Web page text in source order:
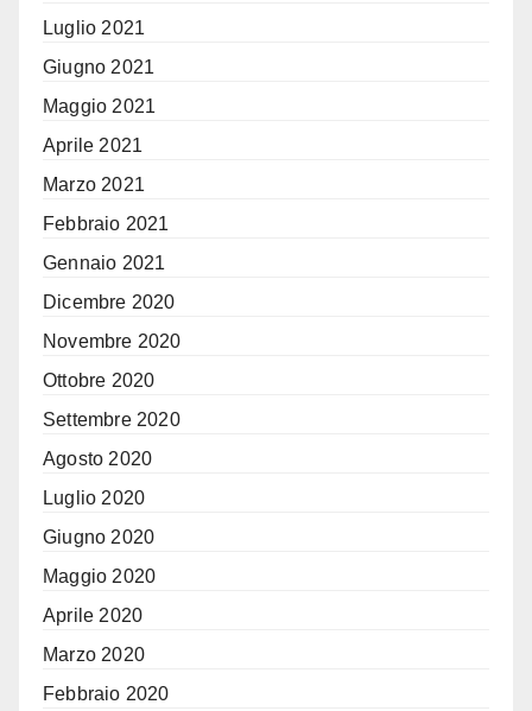
Luglio 2021
Giugno 2021
Maggio 2021
Aprile 2021
Marzo 2021
Febbraio 2021
Gennaio 2021
Dicembre 2020
Novembre 2020
Ottobre 2020
Settembre 2020
Agosto 2020
Luglio 2020
Giugno 2020
Maggio 2020
Aprile 2020
Marzo 2020
Febbraio 2020